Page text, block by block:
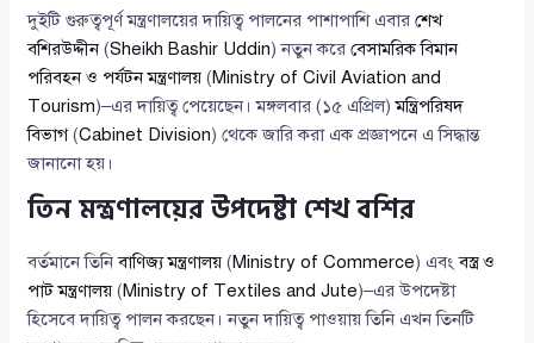
দুইটি গুরুত্বপূর্ণ মন্ত্রণালয়ের দায়িত্ব পালনের পাশাপাশি এবারশেখ
বশিরউদ্দীন(Sheikh Bashir Uddin) নতুন করেবেসামরিক বিমান
পরিবহন ও পর্যটন মন্ত্রণালয় (Ministry of Civil Aviation and
Tourism)–এর দায়িত্ব পেয়েছেন। মঙ্গলবার (১৫ এপ্রিল)মন্ত্রিপরিষদ
বিভাগ(Cabinet Division) থেকে জারি করা এক প্রজ্ঞাপনে এ সিদ্ধান্ত
জানানো হয়।
তিন মন্ত্রণালয়ের উপদেষ্টা শেখ বশির
বর্তমানে তিনিবাণিজ্য মন্ত্রণালয় (Ministry of Commerce) এবংবস্ত্র ও
পাট মন্ত্রণালয় (Ministry of Textiles and Jute)–এর উপদেষ্টা
হিসেবে দায়িত্ব পালন করছেন। নতুন দায়িত্ব পাওয়ায় তিনি এখন তিনটি